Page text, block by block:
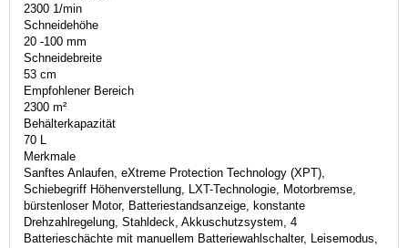
2300 1/min
Schneidehöhe
20 -100 mm
Schneidebreite
53 cm
Empfohlener Bereich
2300 m²
Behälterkapazität
70 L
Merkmale
Sanftes Anlaufen, eXtreme Protection Technology (XPT),
Schiebegriff Höhenverstellung, LXT-Technologie, Motorbremse,
bürstenloser Motor, Batteriestandsanzeige, konstante
Drehzahlregelung, Stahldeck, Akkuschutzsystem, 4
Batterieschächte mit manuellem Batteriewahlschalter, Leisemodus,